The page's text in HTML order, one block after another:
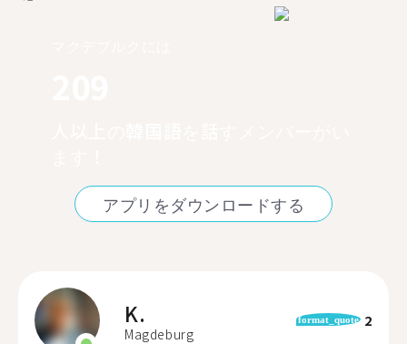
アプリをダウンロードする
K.
Magdeburg
format_quote 2